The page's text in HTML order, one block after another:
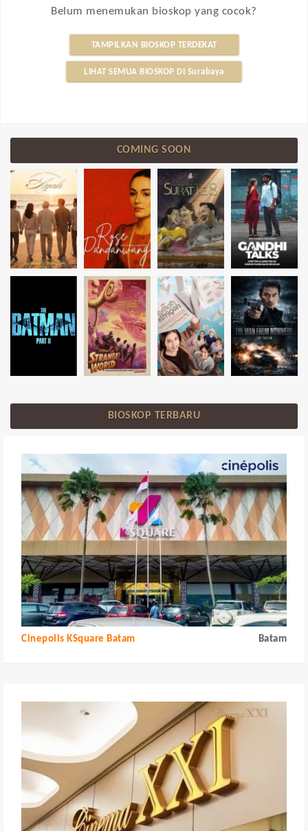
Belum menemukan bioskop yang cocok?
TAMPILKAN BIOSKOP TERDEKAT
LIHAT SEMUA BIOSKOP DI Surabaya
COMING SOON
BIOSKOP TERBARU
Cinepolis KSquare Batam Batam